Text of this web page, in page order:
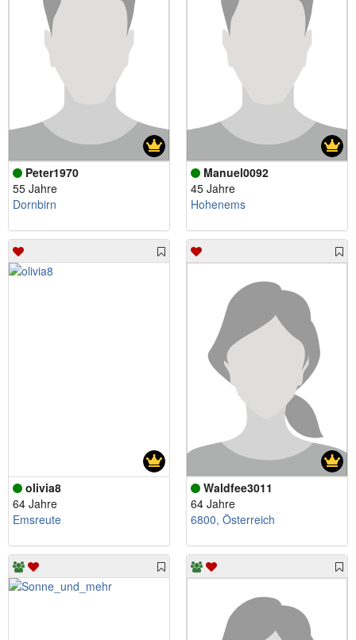
Peter1970
55 Jahre
Dornbirn
Manuel0092
45 Jahre
Hohenems
olivia8
64 Jahre
Emsreute
Waldfee3011
64 Jahre
6800, Österreich